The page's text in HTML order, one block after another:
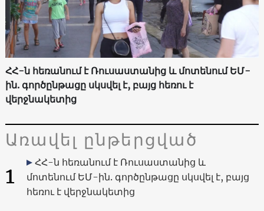
ՀՀ-ն հեռանում է Ռուսաստանից և մոտենում ԵՄ-
ին. գործընթացը սկսվել է, բայց հեռու է
վերջնակետից
Առավել ընթերցված
1
ՀՀ-ն հեռանում է Ռուսաստանից և
մոտենում ԵՄ-ին. գործընթացը սկսվել է, բայց
հեռու է վերջնակետից